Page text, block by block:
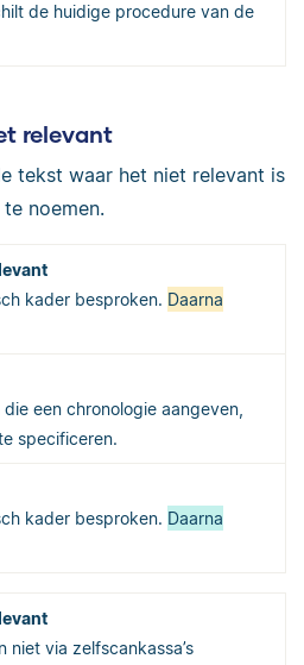
de huidige procedure van de
relevant
tekst waar het niet relevant is
noemen.
kader besproken. Daarna
een chronologie aangeven,
specificeren.
kader besproken. Daarna
niet via zelfscankassa’s